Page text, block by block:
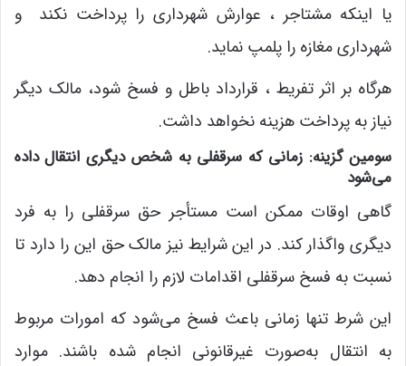
یا اینکه مشتاجر ، عوارش شهرداری را پرداخت نکند و
شهرداری مغازه را پلمپ نماید.
هرگاه بر اثر تفریط ، قرارداد باطل و فسخ شود، مالک دیگر
نیاز به پرداخت هزینه‌ نخواهد داشت.
سومین گزینه: زمانی که سرقفلی به شخص دیگری انتقال داده
می‌شود
گاهی اوقات ممکن است مستأجر حق سرقفلی را به فرد
دیگری واگذار کند. در این شرایط نیز مالک حق این را دارد تا
نسبت به فسخ سرقفلی اقدامات لازم را انجام دهد.
این شرط تنها زمانی باعث فسخ می‌شود که امورات مربوط
به انتقال به‌صورت غیرقانونی انجام شده باشند. موارد